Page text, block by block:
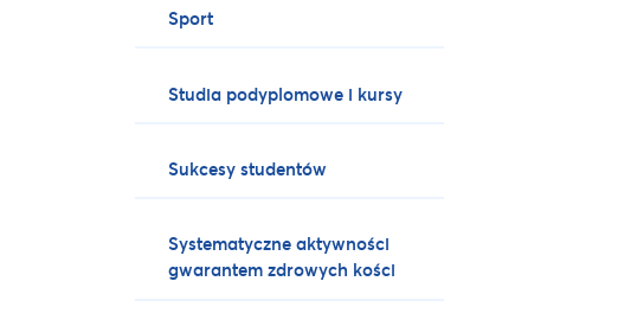
Sport
Studia podyplomowe i kursy
Sukcesy studentów
Systematyczne aktywności
gwarantem zdrowych kości